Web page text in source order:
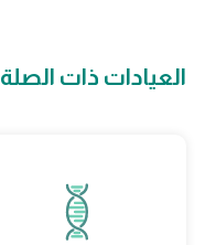
العيادات ذات الصلة